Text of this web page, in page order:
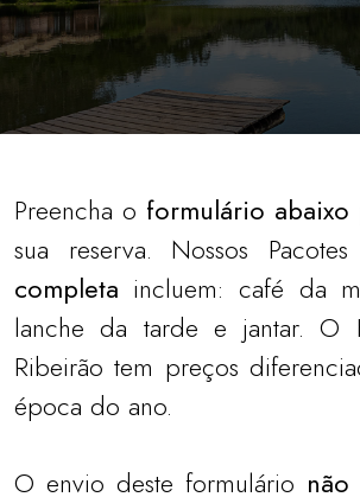
Preencha o formulário abaixo
sua reserva. Nossos
completa incluem: café da
lanche da tarde e jantar. O
Ribeirão tem preços
época do ano.
O envio deste formulário não